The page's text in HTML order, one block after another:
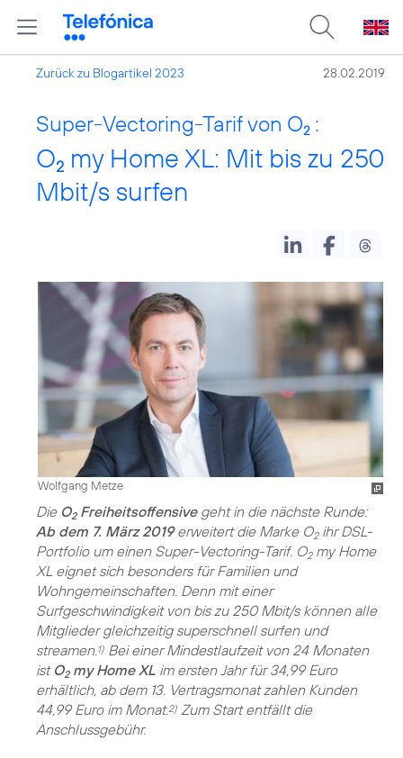
Zurück zu Blogartikel 2023 28.02.2019
Super-Vectoring-Tarif von O2 :
O2 my Home XL: Mit bis zu 250
Mbit/s surfen
Wolfgang Metze
Die O2Freiheitsoffensivegeht in die nächste Runde:
Ab dem 7. März 2019erweitert die Marke O2ihr DSL-
Portfolio um einen Super-Vectoring-Tarif. O2my Home
XL eignet sich besonders für Familien und
Wohngemeinschaften. Denn mit einer
Surfgeschwindigkeit von bis zu 250 Mbit/s können alle
Mitglieder gleichzeitig superschnell surfen und
streamen. 1) Bei einer Mindestlaufzeit von 24 Monaten
ist O2my Home XL im ersten Jahr für 34,99 Euro
erhältlich, ab dem 13. Vertragsmonat zahlen Kunden
44,99 Euro im Monat.2) Zum Start entfällt die
Anschlussgebühr.